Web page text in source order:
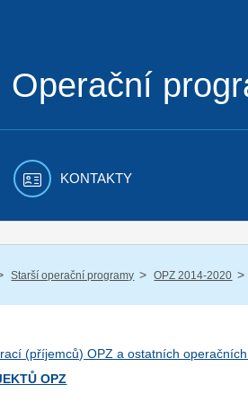
Operační
KONTAKTY
Starší operační programy / OPZ 2014-2020 /
(příjemců) OPZ a ostatních
OPZ